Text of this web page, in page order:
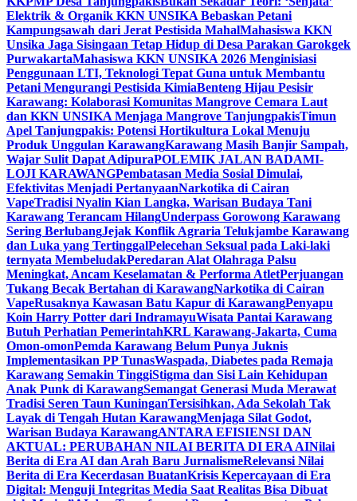
Elektrik & Organik KKN UNSIKA Bebaskan Petani
Kampungsawah dari Jerat Pestisida MahalMahasiswa KKN
Unsika Jaga Sisingaan Tetap Hidup di Desa Parakan Garokgek
PurwakartaMahasiswa KKN UNSIKA 2026 Menginisiasi
Penggunaan LTI, Teknologi Tepat Guna untuk Membantu
Petani Mengurangi Pestisida KimiaBenteng Hijau Pesisir
Karawang: Kolaborasi Komunitas Mangrove Cemara Laut
dan KKN UNSIKA Menjaga Mangrove TanjungpakisTimun
Apel Tanjungpakis: Potensi Hortikultura Lokal Menuju
Produk Unggulan KarawangKarawang Masih Banjir Sampah,
Wajar Sulit Dapat AdipuraPOLEMIK JALAN BADAMI-
LOJI KARAWANGPembatasan Media Sosial Dimulai,
Efektivitas Menjadi PertanyaanNarkotika di Cairan
VapeTradisi Nyalin Kian Langka, Warisan Budaya Tani
Karawang Terancam HilangUnderpass Gorowong Karawang
Sering BerlubangJejak Konflik Agraria Telukjambe Karawang
dan Luka yang TertinggalPelecehan Seksual pada Laki-laki
ternyata MembeludakPeredaran Alat Olahraga Palsu
Meningkat, Ancam Keselamatan & Performa AtletPerjuangan
Tukang Becak Bertahan di KarawangNarkotika di Cairan
VapeRusaknya Kawasan Batu Kapur di KarawangPenyapu
Koin Harry Potter dari IndramayuWisata Pantai Karawang
Butuh Perhatian PemerintahKRL Karawang-Jakarta, Cuma
Omon-omonPemda Karawang Belum Punya Juknis
Implementasikan PP TunasWaspada, Diabetes pada Remaja
Karawang Semakin TinggiStigma dan Sisi Lain Kehidupan
Anak Punk di KarawangSemangat Generasi Muda Merawat
Tradisi Seren Taun KuninganTersisihkan, Ada Sekolah Tak
Layak di Tengah Hutan KarawangMenjaga Silat Godot,
Warisan Budaya KarawangANTARA EFISIENSI DAN
AKTUAL: PERUBAHAN NILAI BERITA DI ERA AINilai
Berita di Era AI dan Arah Baru JurnalismeRelevansi Nilai
Berita di Era Kecerdasan BuatanKrisis Kepercayaan di Era
Digital: Menguji Integritas Media Saat Realitas Bisa Dibuat